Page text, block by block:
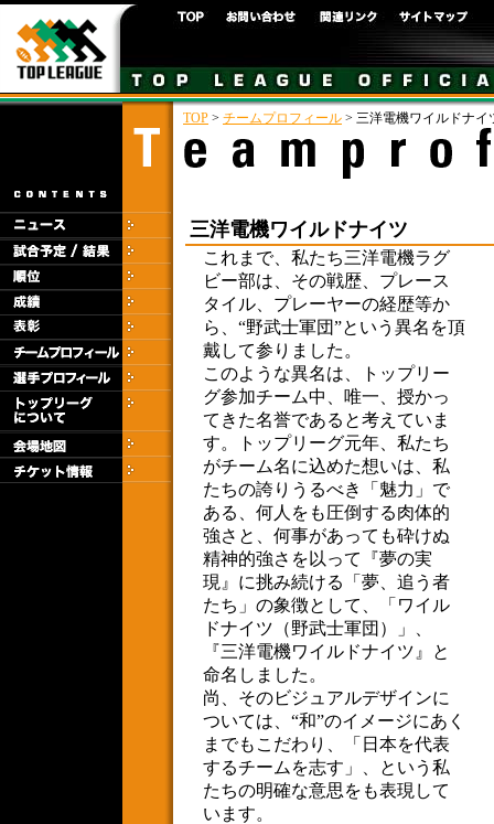
TOP > チームプロフィール > 三洋電機ワイルドナイ
三洋電機ワイルドナイツ
これまで、私たち三洋電機ラグ
ビー部は、その戦歴、プレース
タイル、プレーヤーの経歴等か
ら、“野武士軍団”という異名を頂
戴して参りました。
このような異名は、トップリー
グ参加チーム中、唯一、授かっ
てきた名誉であると考えていま
す。トップリーグ元年、私たち
がチーム名に込めた想いは、私
たちの誇りうるべき「魅力」で
ある、何人をも圧倒する肉体的
強さと、何事があっても砕けぬ
精神的強さを以って『夢の実
現』に挑み続ける「夢、追う者
たち」の象徴として、「ワイル
ドナイツ（野武士軍団）」、
『三洋電機ワイルドナイツ』と
命名しました。
尚、そのビジュアルデザインに
ついては、“和”のイメージにあく
までもこだわり、「日本を代表
するチームを志す」、という私
たちの明確な意思をも表現して
います。